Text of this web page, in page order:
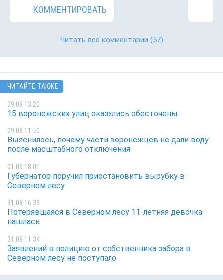
КОММЕНТИРОВАТЬ
Читать все комментарии (57)
ЧИТАЙТЕ ТАКЖЕ
09.08 13:20
15 воронежских улиц оказались обесточены
09.08 11:50
Выяснилось, почему части воронежцев не дали воду
после масштабного отключения
01.09 18:01
Губернатор поручил приостановить вырубку в
Северном лесу
31.08 16:39
Потерявшаяся в Северном лесу 11-летняя девочка
нашлась
31.08 11:34
Заявлений в полицию от собственника забора в
Северном лесу не поступало